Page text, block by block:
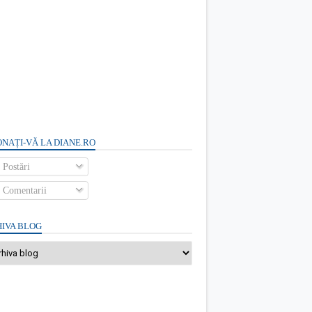
VĂ LA DIANE.RO
Postări
Comentarii
BLOG